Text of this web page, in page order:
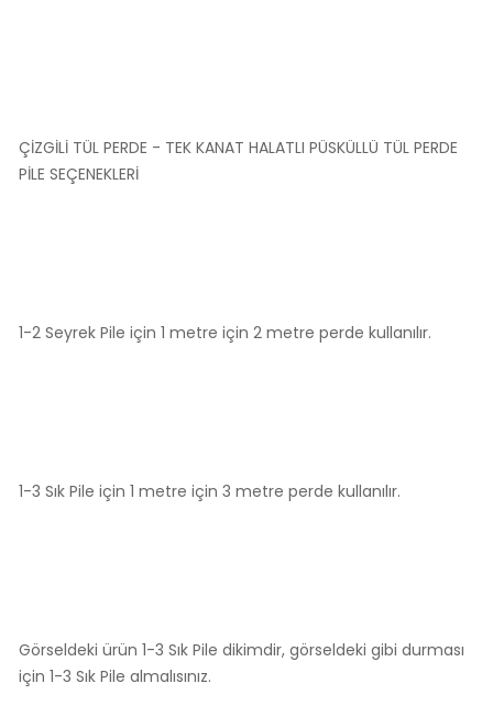
ÇİZGİLİ TÜL PERDE - TEK KANAT HALATLI PÜSKÜLLÜ TÜL PERDE
PİLE SEÇENEKLERİ
1-2 Seyrek Pile için 1 metre için 2 metre perde kullanılır.
1-3 Sık Pile için 1 metre için 3 metre perde kullanılır.
Görseldeki ürün 1-3 Sık Pile dikimdir, görseldeki gibi durması
için 1-3 Sık Pile almalısınız.